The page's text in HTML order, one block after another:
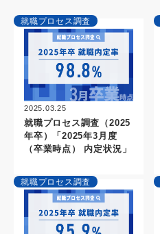
就職プロセス調査
2025.03.25
就職プロセス調査（2025
年卒）「2025年3月度
（卒業時点） 内定状況」
就職プロセス調査